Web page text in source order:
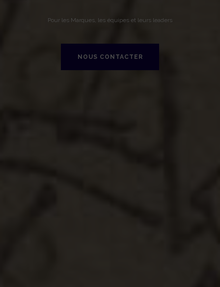
Pour les Marques, les équipes et leurs leaders
NOUS CONTACTER